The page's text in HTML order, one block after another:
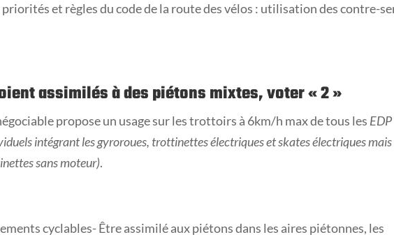
et règles du code de la route des vélos : utilisation des contre-
assimilés à des piétons mixtes, voter «2»
propose un usage sur les trottoirs à 6km/h max de tous les EDP
intégrant les gyroroues, trottinettes électriques et skates électriques mais
sans moteur).
cyclables- Être assimilé aux piétons dans les aires piétonnes, les